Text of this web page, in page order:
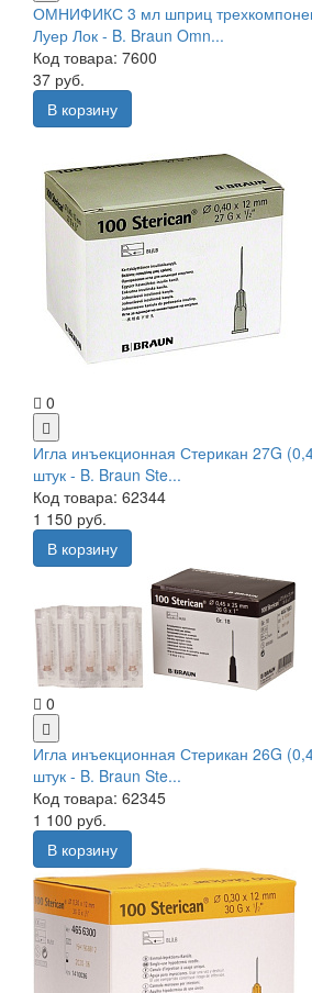
ОМНИФИКС 3 мл шприц
Луер Лок - B. Braun Omn...
Код товара: 7600
37 руб.
В корзину
0
Игла инъекционная Стерикан 27G
штук - B. Braun Ste...
Код товара: 62344
1 150 руб.
В корзину
0
Игла инъекционная Стерикан 26G
штук - B. Braun Ste...
Код товара: 62345
1 100 руб.
В корзину